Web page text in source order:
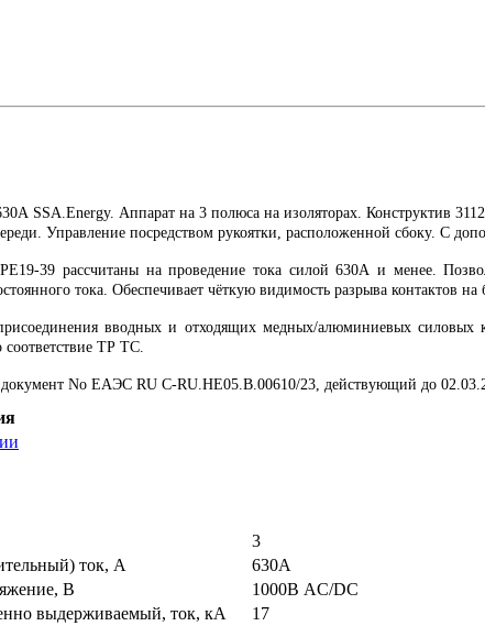
SSA.Energy. Аппарат на 3 полюса на изоляторах. Конструктив
Управление посредством рукоятки, расположенной сбоку. С
39 рассчитаны на проведение тока силой 630А и менее.
тока. Обеспечивает чёткую видимость разрыва контактов
вводных и отходящих медных/алюминиевых силовых
ТР ТС.
No ЕАЭС RU C-RU.НЕ05.B.00610/23, действующий до
3
ток, А
630А
В
1000В AC/DC
выдерживаемый, ток, кА
17